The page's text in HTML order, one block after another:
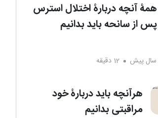
همۀ آنچه دربارۀ اختلال استرس
پس از سانحه باید بدانیم
12 دقیقه
هرآنچه باید دربارۀ خود
مراقبتی بدانیم